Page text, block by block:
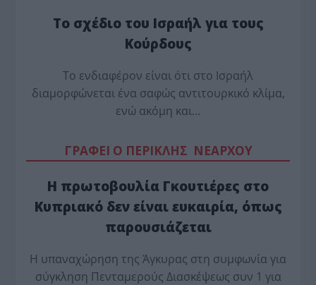
Το σχέδιο του Ισραήλ για τους
Κούρδους
Το ενδιαφέρον είναι ότι στο Ισραήλ
διαμορφώνεται ένα σαφώς αντιτουρκικό κλίμα,
ενώ ακόμη και…
ΓΡΑΦΕΙ Ο ΠΕΡΙΚΛΗΣ ΝΕΑΡΧΟΥ
Η πρωτοβουλία Γκουτιέρες στο
Κυπριακό δεν είναι ευκαιρία, όπως
παρουσιάζεται
Η υπαναχώρηση της Άγκυρας στη συμφωνία για
σύγκληση Πενταμερούς Διασκέψεως συν 1 για